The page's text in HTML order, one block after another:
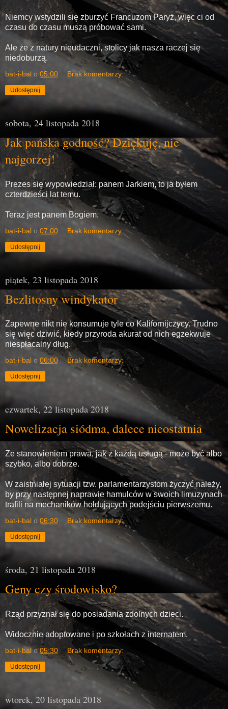
Niemcy wstydzili się zburzyć Francuzom Paryż, więc ci od
czasu do czasu muszą próbować sami.
Ale że z natury nieudaczni, stolicy jak nasza raczej się
niedoburzą.
bat-i-bal o 05:00 Brak komentarzy:
Udostępnij
sobota, 24 listopada 2018
Jak pańska godność? Dziękuję, nie
najgorzej!
Prezes się wypowiedział: panem Jarkiem, to ja byłem
czterdzieści lat temu.
Teraz jest panem Bogiem.
bat-i-bal o 07:00 Brak komentarzy:
Udostępnij
piątek, 23 listopada 2018
Bezlitosny windykator
Zapewne nikt nie konsumuje tyle co Kalifornijczycy. Trudno
się więc dziwić, kiedy przyroda akurat od nich egzekwuje
niespłacalny dług.
bat-i-bal o 06:00 Brak komentarzy:
Udostępnij
czwartek, 22 listopada 2018
Nowelizacja siódma, dalece nieostatnia
Ze stanowieniem prawa, jak z każdą usługą - może być albo
szybko, albo dobrze.
W zaistniałej sytuacji tzw. parlamentarzystom życzyć należy,
by przy następnej naprawie hamulców w swoich limuzynach
trafili na mechaników hołdujących podejściu pierwszemu.
bat-i-bal o 06:30 Brak komentarzy:
Udostępnij
środa, 21 listopada 2018
Geny czy środowisko?
Rząd przyznał się do posiadania zdolnych dzieci.
Widocznie adoptowane i po szkołach z internatem.
bat-i-bal o05:30 Brak komentarzy:
Udostępnij
wtorek, 20 listopada 2018